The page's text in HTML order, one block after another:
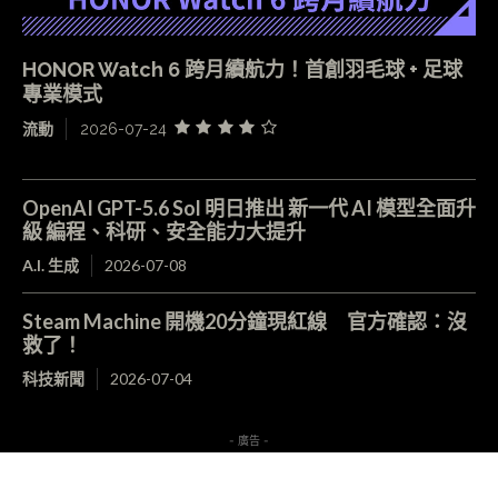
HONOR Watch 6 跨月續航力！首創羽毛球 + 足球
專業模式
流動 2026-07-24
OpenAI GPT-5.6 Sol 明日推出 新一代 AI 模型全面升
級 編程、科研、安全能力大提升
A.I. 生成 2026-07-08
Steam Machine 開機20分鐘現紅線 官方確認：沒
救了！
科技新聞 2026-07-04
- 廣告 -